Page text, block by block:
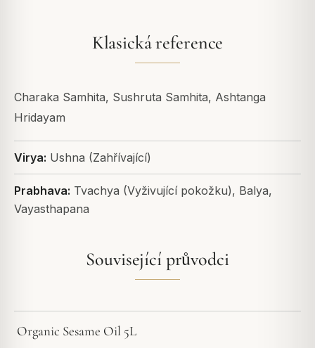
Klasická reference
Charaka Samhita, Sushruta Samhita, Ashtanga
Hridayam
Virya: Ushna (Zahřívající)
Prabhava: Tvachya (Vyživující pokožku), Balya,
Vayasthapana
Související průvodci
Organic Sesame Oil 5L